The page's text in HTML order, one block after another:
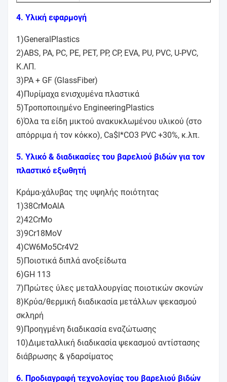
4. Υλική εφαρμογή
1)GeneralPlastics
2)ABS, PA, PC, PE, PET, PP, CP, EVA, PU, PVC, U-PVC,
Κ.ΛΠ.
3)PA + GF (GlassFiber)
4)Πυρίμαχα ενισχυμένα πλαστικά
5)Τροποποιημένο EngineeringPlastics
6)Όλα τα είδη μικτού ανακυκλωμένου υλικού (στο
απόρριμα ή τον κόκκο), Ca$l*CO3 PVC +30%, κ.λπ.
5. Υλικό & διαδικασίες του βαρελιού βιδών για τον
πλαστικό εξωθητή
Κράμα-χάλυβας της υψηλής ποιότητας
1)38CrMoAlA
2)42CrMo
3)9Cr18MoV
4)CW6Mo5Cr4V2
5)Ποιοτικά διπλά ανοξείδωτα
6)GH 113
7)Πρώτες ύλες μεταλλουργίας ποιοτικών σκονών
8)Κρύα/θερμική διαδικασία μετάλλων ψεκασμού
σκληρή
9)Προηγμένη διαδικασία εναζώτωσης
10)Διμεταλλική διαδικασία ψεκασμού αντίστασης
διάβρωσης & γδαρσίματος
6. Προδιαγραφή τεχνολογίας του βαρελιού βιδών